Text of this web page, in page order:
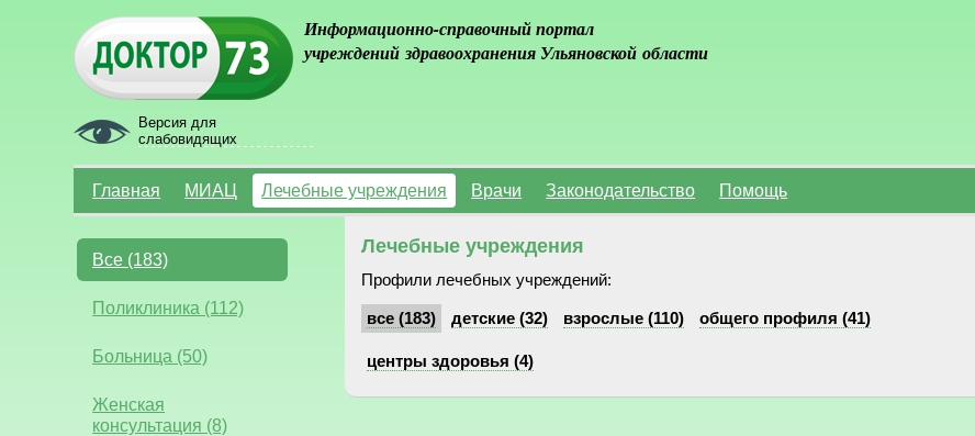
Версия для
слабовидящих
Информационно-справочный портал
учреждений здравоохранения Ульяновской области
Главная МИАЦ Лечебные учреждения Врачи Законодательство Помощь
Все (183)
Поликлиника (112)
Больница (50)
Женская
консультация (8)
Лечебные учреждения
Профили лечебных учреждений:
все (183) детские (32) взрослые (110) общего профиля (41)
центры здоровья (4)